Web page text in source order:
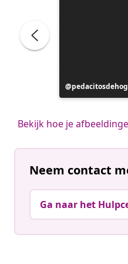
Bericht
gepubliceerd
Bekijk hoe je
Neem contact
Ga naar het